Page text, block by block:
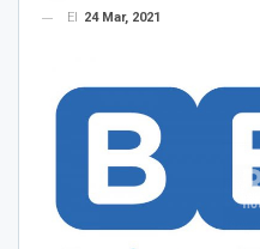
El
24 Mar, 2021